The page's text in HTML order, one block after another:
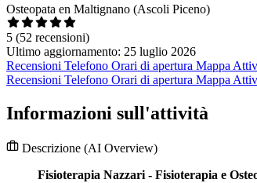
Osteopata en Maltignano (Ascoli Piceno)
5 (52 recensioni)
Ultimo aggiornamento: 25 luglio 2026
Recensioni Telefono Orari di apertura Mappa
Recensioni Telefono Orari di apertura Mappa
Informazioni sull'attività
Descrizione (AI Overview)
Fisioterapia Nazzari - Fisioterapia e